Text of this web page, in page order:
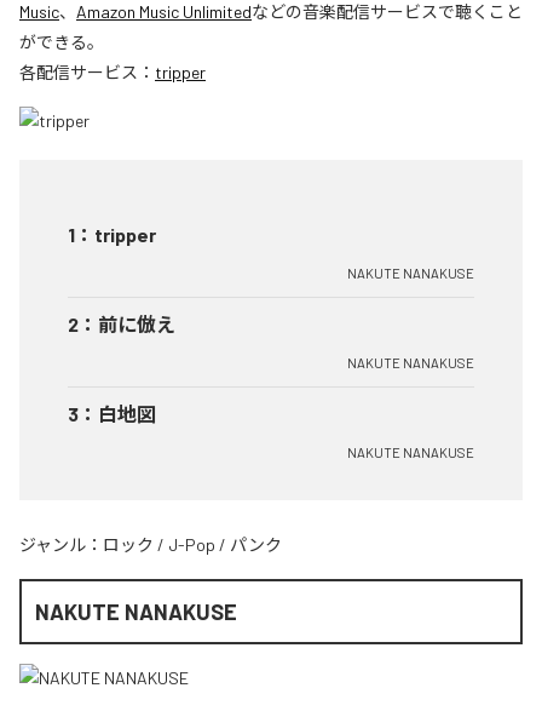
Music、 Amazon Music Unlimitedなどの音楽配信サービスで聴くこと
ができる。
各配信サービス： tripper
1 ： tripper
NAKUTE NANAKUSE
2 ： 前に倣え
NAKUTE NANAKUSE
3 ： 白地図
NAKUTE NANAKUSE
ジャンル： ロック / J-Pop / パンク
NAKUTE NANAKUSE